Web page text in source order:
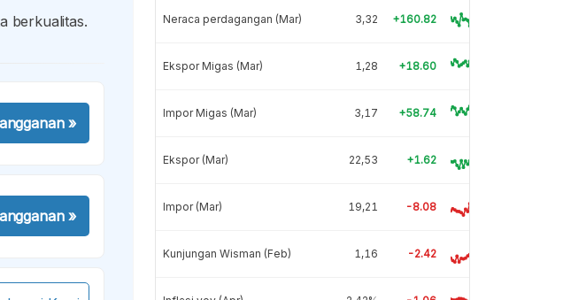
berkualitas.
»
»
Neraca perdagangan (Mar) 3,32 +160.82
Ekspor Migas (Mar) 1,28 +18.60
Impor Migas (Mar) 3,17 +58.74
Ekspor (Mar) 22,53 +1.62
Impor (Mar) 19,21 -8.08
Kunjungan Wisman (Feb) 1,16 -2.42